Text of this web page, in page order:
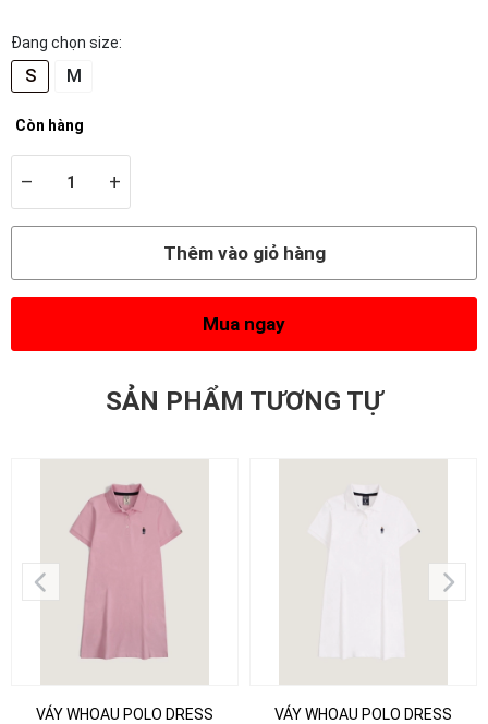
Đang chọn size:
S M
Còn hàng
– +
Thêm vào giỏ hàng
Mua ngay
SẢN PHẨM TƯƠNG TỰ
VÁY WHOAU POLO DRESS VÁY WHOAU POLO DRESS